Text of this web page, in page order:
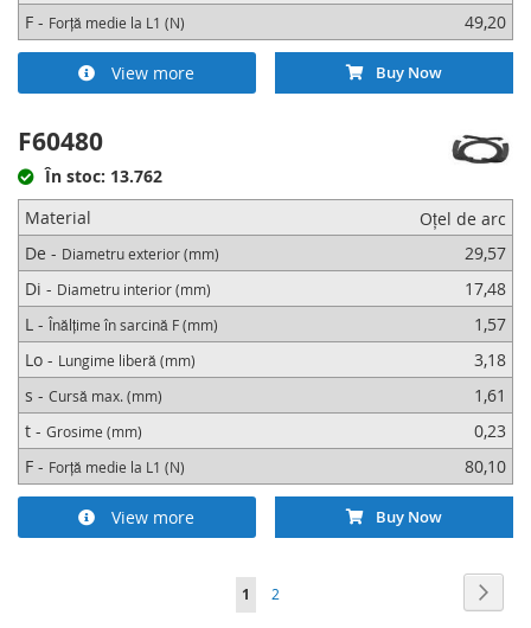
F - Forță medie la L1 (N) 49,20
View more Buy Now
F60480
În stoc: 13.762
Material
Oțel de arc
De - Diametru exterior (mm)
29,57
Di - Diametru interior (mm)
17,48
L - Înălțime în sarcină F (mm)
1,57
Lo - Lungime liberă (mm)
3,18
s - Cursă max. (mm)
1,61
t - Grosime (mm)
0,23
F - Forță medie la L1 (N) 80,10
View more Buy Now
Pagina
în1 Pagina
2